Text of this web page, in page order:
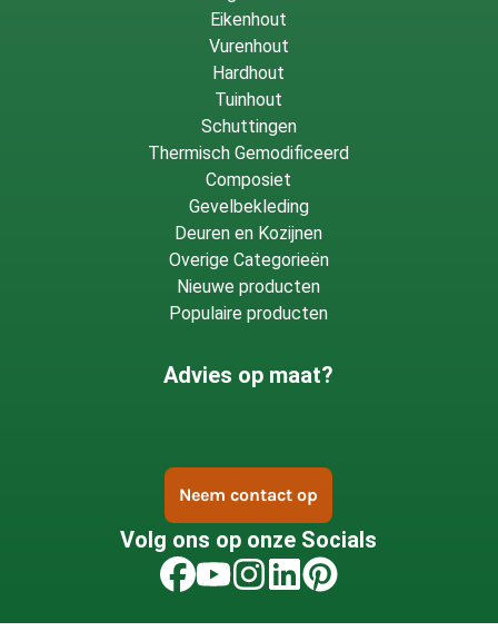
Eikenhout
Vurenhout
Hardhout
Tuinhout
Schuttingen
Thermisch Gemodificeerd
Composiet
Gevelbekleding
Deuren en Kozijnen
Overige Categorieën
Nieuwe producten
Populaire producten
Advies op maat?
Neem contact op
Volg ons op onze Socials